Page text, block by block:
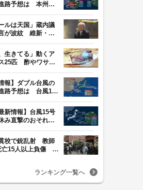
路予想は 本州は
ルは天国」蔵内議
が波紋 維新・吉
生きてる」動くア
25匹 酢やワサビ
報】ダブル台風の
路予想は 台風13
新情報】台風15号
み直撃のおそれ
校で銃乱射 教師
亡15人以上負傷 容
ランキング一覧へ